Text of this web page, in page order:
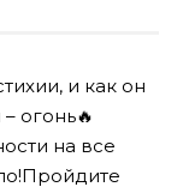
и как он
огонь🔥
на все
Пройдите